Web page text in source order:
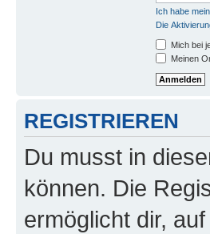
Ich habe
Die
Mich bei
Meinen
REGISTRIEREN
Du musst in
können. Die
ermöglicht dir,